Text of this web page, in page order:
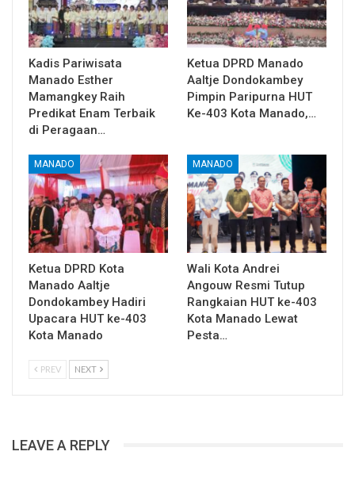
Kadis Pariwisata
Manado Esther
Mamangkey Raih
Predikat Enam Terbaik
di Peragaan…
Ketua DPRD Manado
Aaltje Dondokambey
Pimpin Paripurna HUT
Ke-403 Kota Manado,…
MANADO
Ketua DPRD Kota
Manado Aaltje
Dondokambey Hadiri
Upacara HUT ke-403
Kota Manado
MANADO
Wali Kota Andrei
Angouw Resmi Tutup
Rangkaian HUT ke-403
Kota Manado Lewat
Pesta…
PREV NEXT
LEAVE A REPLY